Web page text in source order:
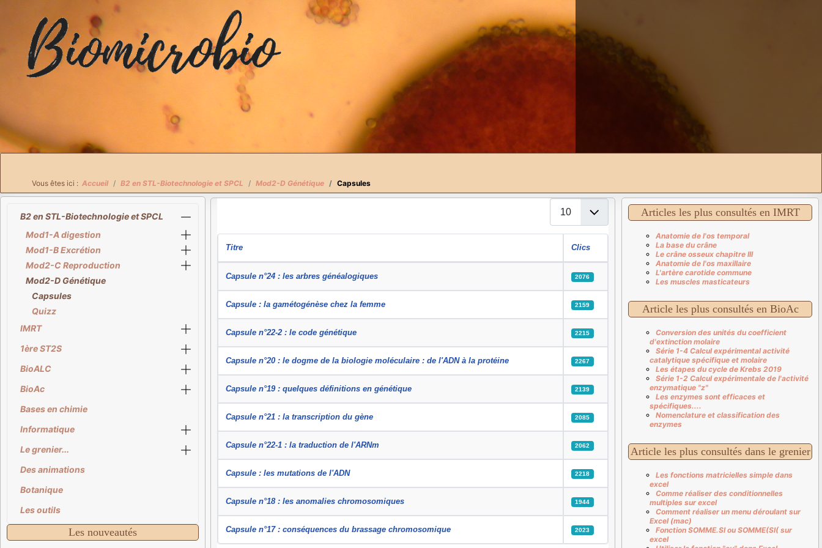
Vous êtes ici : Accueil B2 en STL-Biotechnologie et SPCL Mod2-D Génétique Capsules
B2 en STL-Biotechnologie et SPCL
Mod1-A digestion
Mod1-B Excrétion
Mod2-C Reproduction
Mod2-D Génétique
Capsules
Quizz
IMRT
1ère ST2S
BioALC
BioAc
Bases en chimie
Informatique
Le grenier...
Des animations
Botanique
Les outils
Les nouveautés
Affichage #
Titre Clics
Capsule n°24 : les arbres généalogiques 2076
Capsule : la gamétogénèse chez la femme 2159
Capsule n°22-2 : le code génétique 2215
Capsule n°20 : le dogme de la biologie moléculaire : de l'ADN à la protéine 2267
Capsule n°19 : quelques définitions en génétique 2139
Capsule n°21 : la transcription du gène 2085
Capsule n°22-1 : la traduction de l'ARNm 2062
Capsule : les mutations de l'ADN 2218
Capsule n°18 : les anomalies chromosomiques 1944
Capsule n°17 : conséquences du brassage chromosomique 2023
Articles les plus consultés en IMRT
Anatomie de l'os temporal
La base du crâne
Le crâne osseux chapitre III
Anatomie de l'os maxillaire
L'artère carotide commune
Les muscles masticateurs
Article les plus consultés en BioAc
Conversion des unités du coefficient
d'extinction molaire
Série 1-4 Calcul expérimental activité
catalytique spécifique et molaire
Les étapes du cycle de Krebs 2019
Série 1-2 Calcul expérimentale de l'activité
enzymatique "z"
Les enzymes sont efficaces et
spécifiques....
Nomenclature et classification des
enzymes
Article les plus consultés dans le grenier
Les fonctions matricielles simple dans
excel
Comme réaliser des conditionnelles
multiples sur excel
Comment réaliser un menu déroulant sur
Excel (mac)
Fonction SOMME.SI ou SOMME(SI( sur
excel